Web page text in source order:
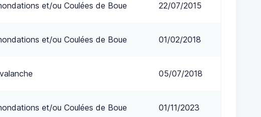
et/ou Coulées de Boue 22/07/2015
et/ou Coulées de Boue 01/02/2018
05/07/2018
et/ou Coulées de Boue 01/11/2023